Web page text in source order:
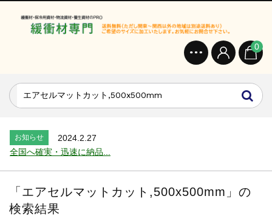
0
お知らせ
2024.2.27
オンラインショップを開設いたしました。...
年末年始休業のお知らせ...
お知らせ
2025.8.4
お知らせ
2024.2.27
全国へ確実・迅速に納品...
お知らせ
2026.7.24
2026年 夏季休業のお知らせ...
「エアセルマットカット,500x500mm 」の
検索結果